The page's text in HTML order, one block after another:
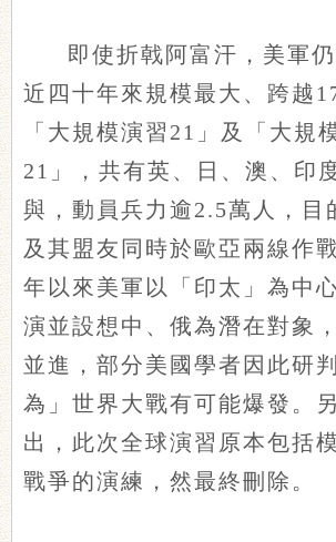
即使折戟阿富汗，美軍
近四十年來規模最大、跨越
「大規模演習21」及「大規
21」，共有英、日、澳、印
與，動員兵力逾2.5萬人，目
及其盟友同時於歐亞兩線作
年以來美軍以「印太」為中
演並設想中、俄為潛在對象
並進，部分美國學者因此研
為」世界大戰有可能爆發。
出，此次全球演習原本包括
戰爭的演練，然最終刪除。